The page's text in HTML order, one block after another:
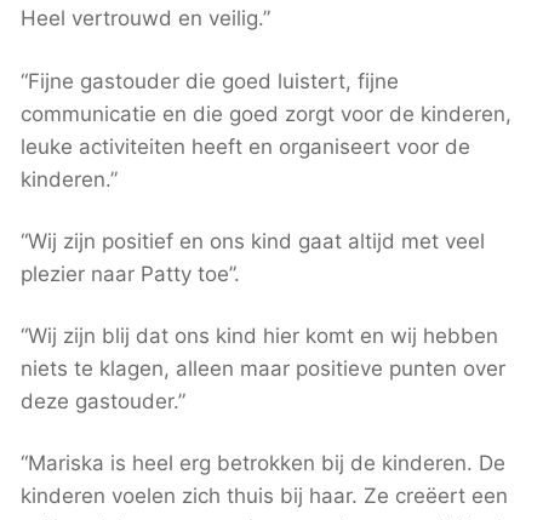
Heel vertrouwd en veilig.”
“Fijne gastouder die goed luistert, fijne
communicatie en die goed zorgt voor de kinderen,
leuke activiteiten heeft en organiseert voor de
kinderen.”
“Wij zijn positief en ons kind gaat altijd met veel
plezier naar Patty toe”.
“Wij zijn blij dat ons kind hier komt en wij hebben
niets te klagen, alleen maar positieve punten over
deze gastouder.”
“Mariska is heel erg betrokken bij de kinderen. De
kinderen voelen zich thuis bij haar. Ze creëert een